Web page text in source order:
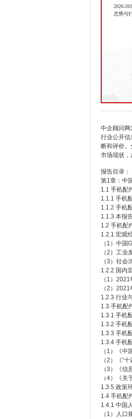
2026-
态势与
中企顾问
行业公开信
断和评价
市场现状，
报告目录：
第1章：中
1.1 手机配
1.1.1 手机
1.1.2 手机
1.1.3 本报
1.2 手机配
1.2.1 宏观
（1）中国
（2）工业
（3）社会
1.2.2 国内
（1）
（2）
1.2.3 行业
1.3 手机配
1.3.1 手机
1.3.2 手机
1.3.3 手机
1.3.4 手机
（1）《中
（2）《“
（3）《信
（4）《关
1.3.5 政策
1.4 手机配
1.4.1 中国
（1）人口